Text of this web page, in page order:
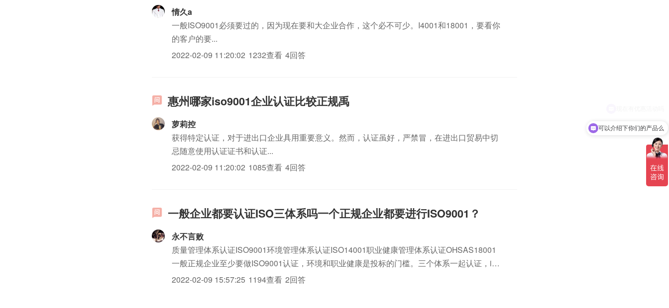
情久a
一般ISO9001必须要过的，因为现在要和大企业合作，这个必不可少。I4001和18001，要看你
的客户的要...
2022-02-09 11:20:02 1232查看 4回答
惠州哪家iso9001企业认证比较正规禹
萝莉控
获得特定认证，对于进出口企业具用重要意义。然而，认证虽好，严禁冒，在进出口贸易中切
忌随意使用认证证书和认证...
2022-02-09 11:20:02 1085查看 4回答
一般企业都要认证ISO三体系吗一个正规企业都要进行ISO9001？
永不言败
质量管理体系认证ISO9001环境管理体系认证ISO14001职业健康管理体系认证OHSAS18001
一般正规企业至少要做ISO9001认证，环境和职业健康是投标的门槛。三个体系一起认证，iso
三体系认证共用，内审，外审都合并同时进行，这样节省人力，物力和财力，也节省很多时
2022-02-09 15:57:25 1194查看 2回答
可以介绍下你们的产品么